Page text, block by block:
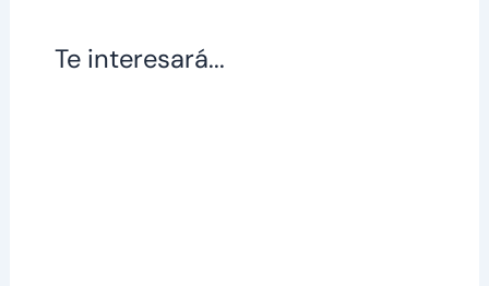
Te interesará...